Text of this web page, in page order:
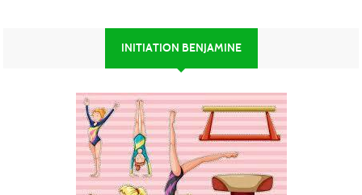
INITIATION BENJAMINE